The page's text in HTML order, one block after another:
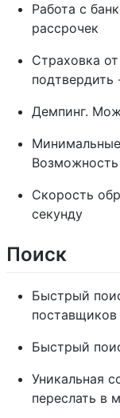
Работа с
рассрочек
Страховка
Демпинг.
Скорость
секунду
Поиск
Быстрый
поставщиков
Быстрый
Уникальная
переслать в